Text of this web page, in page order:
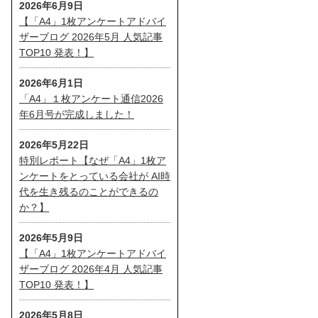
2026年6月9日
【「A4」1枚アンケートアドバイ
ザーブログ 2026年5月 人気記事
TOP10 発表！】
2026年6月1日
「A4」１枚アンケート通信2026
年6月号が完成しました！
2026年5月22日
特別レポート【なぜ「A4」1枚ア
ンケートをとっている会社が AI時
代を生き残るのことができるの
か？】
2026年5月9日
【「A4」1枚アンケートアドバイ
ザーブログ 2026年4月 人気記事
TOP10 発表！】
2026年5月8日